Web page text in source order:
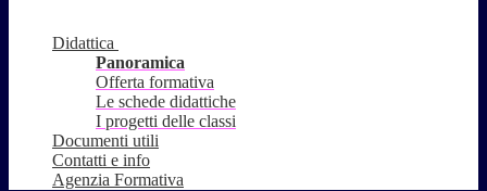
Didattica
Panoramica
Offerta formativa
Le schede didattiche
I progetti delle classi
Documenti utili
Contatti e info
Agenzia Formativa